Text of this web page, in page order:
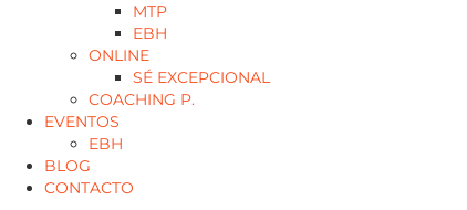
MTP
EBH
ONLINE
SÉ EXCEPCIONAL
COACHING P.
EVENTOS
EBH
BLOG
CONTACTO